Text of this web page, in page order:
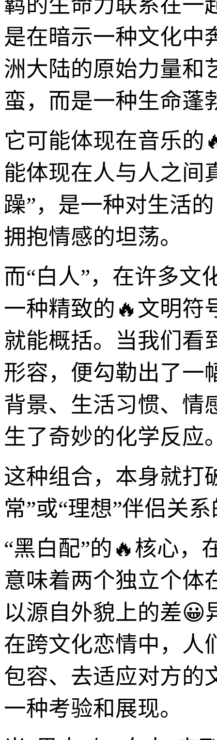
是在暗示一种文化中
洲大陆的原始力量和
蛮，而是一种生命蓬
它可能体现在音乐的
能体现在人与人之间
躁”，是一种对生活
拥抱情感的坦荡。
而“白人”，在许多文
一种精致的🔥文明符
就能概括。当我们看
形容，便勾勒出了一
背景、生活习惯、情
生了奇妙的化学反应
这种组合，本身就打
常”或“理想”伴侣关
“黑白配”的🔥核心，
意味着两个独立个体
以源自外貌上的差😀
在跨文化恋情中，人
包容、去适应对方的
一种考验和展现。